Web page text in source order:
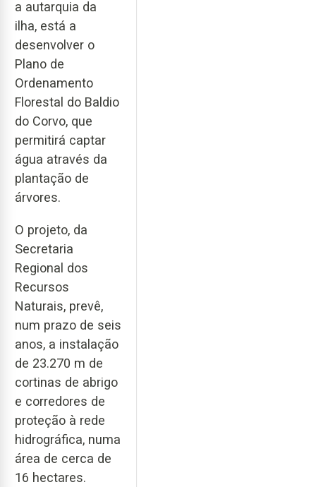
a autarquia da
ilha, está a
desenvolver o
Plano de
Ordenamento
Florestal do Baldio
do Corvo, que
permitirá captar
água através da
plantação de
árvores.
O projeto, da
Secretaria
Regional dos
Recursos
Naturais, prevê,
num prazo de seis
anos, a instalação
de 23.270 m de
cortinas de abrigo
e corredores de
proteção à rede
hidrográfica, numa
área de cerca de
16 hectares.